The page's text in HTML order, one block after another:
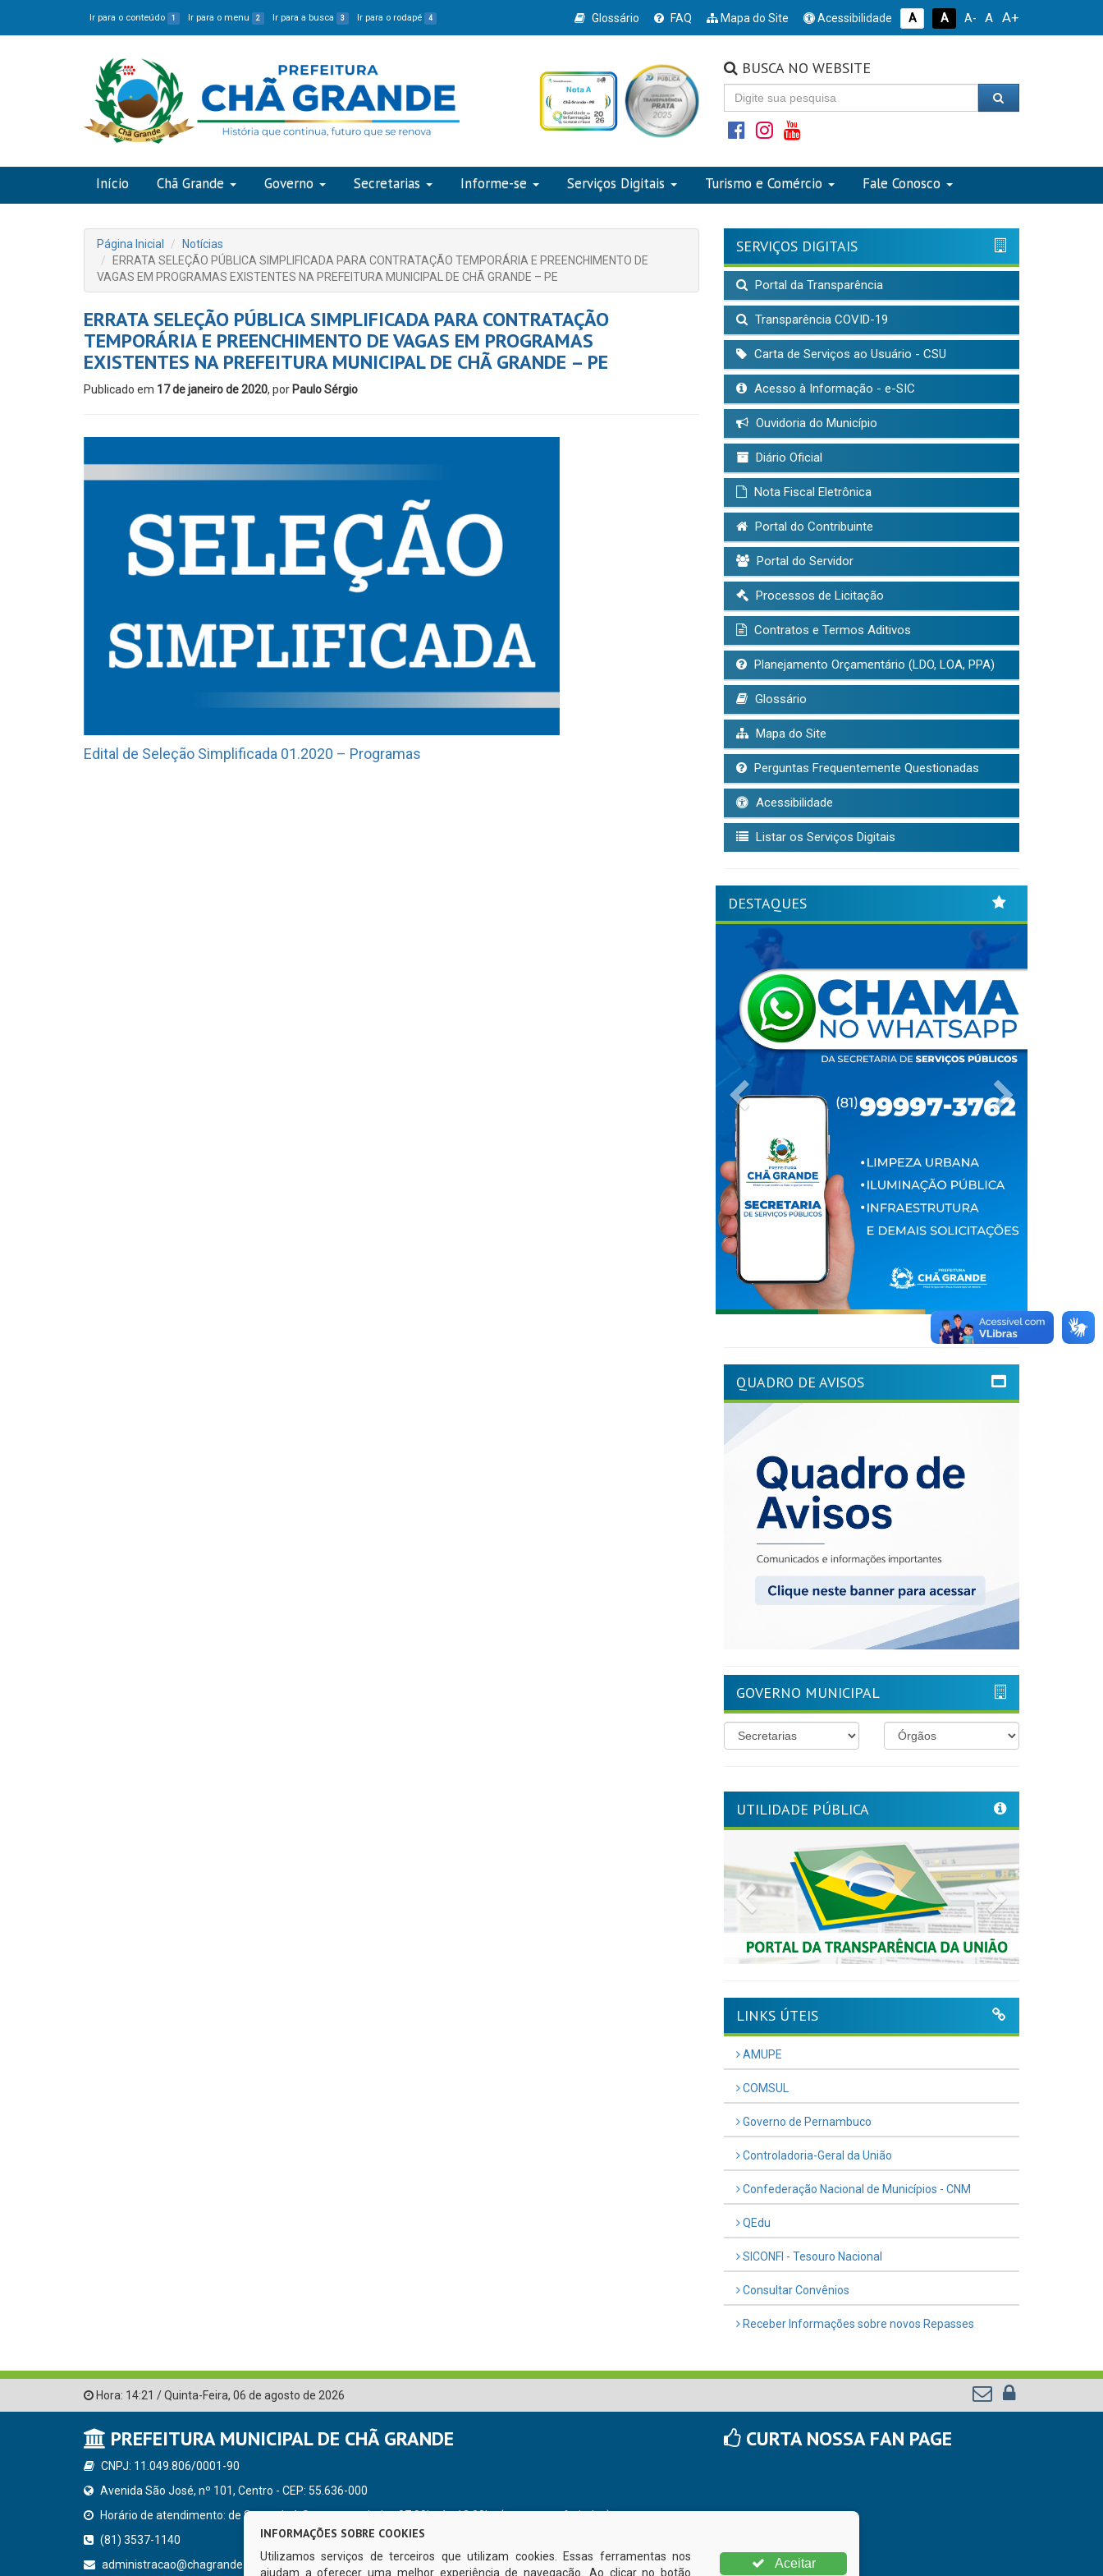
Ir para o conteúdo 1 Ir para o menu 2 Ir para a busca 3 Ir para o rodapé 4 Glossário FAQ Mapa do Site Acessibilidade A A A- A A+
BUSCA NO WEBSITE
Início Chã Grande Governo Secretarias Informe-se Serviços Digitais Turismo e Comércio Fale Conosco
Página Inicial
Notícias
ERRATA SELEÇÃO PÚBLICA SIMPLIFICADA PARA CONTRATAÇÃO TEMPORÁRIA E PREENCHIMENTO DE
VAGAS EM PROGRAMAS EXISTENTES NA PREFEITURA MUNICIPAL DE CHÃ GRANDE – PE
ERRATA SELEÇÃO PÚBLICA SIMPLIFICADA PARA CONTRATAÇÃO
TEMPORÁRIA E PREENCHIMENTO DE VAGAS EM PROGRAMAS
EXISTENTES NA PREFEITURA MUNICIPAL DE CHÃ GRANDE – PE
Publicado em 17 de janeiro de 2020, por Paulo Sérgio
Edital de Seleção Simplificada 01.2020 – Programas
SERVIÇOS DIGITAIS
Portal da Transparência
Transparência COVID-19
Carta de Serviços ao Usuário - CSU
Acesso à Informação - e-SIC
Ouvidoria do Município
Diário Oficial
Nota Fiscal Eletrônica
Portal do Contribuinte
Portal do Servidor
Processos de Licitação
Contratos e Termos Aditivos
Planejamento Orçamentário (LDO, LOA, PPA)
Glossário
Mapa do Site
Perguntas Frequentemente Questionadas
Acessibilidade
Listar os Serviços Digitais
DESTAQUES
Previous
QUADRO DE AVISOS
GOVERNO MUNICIPAL
UTILIDADE PÚBLICA
Previous
LINKS ÚTEIS
AMUPE
COMSUL
Governo de Pernambuco
Controladoria-Geral da União
Confederação Nacional de Municípios - CNM
QEdu
SICONFI - Tesouro Nacional
Consultar Convênios
Receber Informações sobre novos Repasses
Hora: 14:21 /Quinta-Feira, 06 de agosto de 2026
PREFEITURA MUNICIPAL DE CHÃ GRANDE
CNPJ: 11.049.806/0001-90
Avenida São José, nº 101, Centro - CEP: 55.636-000
Horário de atendimento: de Segunda à Sexta, a partir das 07:00hs às 13:00hs (exceto nos feriados)
(81) 3537-1140
administracao@chagrande.pe.gov.br
CURTA NOSSA FAN PAGE
INFORMAÇÕES SOBRE COOKIES
Utilizamos serviços de terceiros que utilizam cookies. Essas ferramentas nos
ajudam a oferecer uma melhor experiência de navegação. Ao clicar no botão
Aceitar